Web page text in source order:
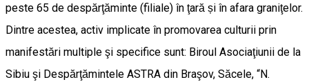
peste 65 de despărţăminte (filiale) în ţară și în afara graniţelor.
Dintre acestea, activ implicate în promovarea culturii prin
manifestări multiple şi specifice sunt: Biroul Asociaţiunii de la
Sibiu şi Despărţămintele ASTRA din Braşov, Săcele, “N.